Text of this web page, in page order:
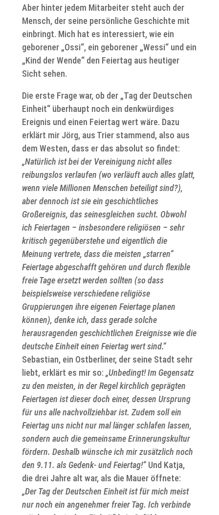
Aber hinter jedem Mitarbeiter steht auch der
Mensch, der seine persönliche Geschichte mit
einbringt. Mich hat es interessiert, wie ein
geborener „Ossi“, ein geborener „Wessi“ und ein
„Kind der Wende“ den Feiertag aus heutiger
Sicht sehen.
Die erste Frage war, ob der „Tag der Deutschen
Einheit“ überhaupt noch ein denkwürdiges
Ereignis und einen Feiertag wert wäre. Dazu
erklärt mir Jörg, aus Trier stammend, also aus
dem Westen, dass er das absolut so findet:
„Natürlich ist bei der Vereinigung nicht alles
reibungslos verlaufen (wo verläuft auch alles glatt,
wenn viele Millionen Menschen beteiligt sind?),
aber dennoch ist sie ein geschichtliches
Großereignis, das seinesgleichen sucht. Obwohl
ich Feiertagen – insbesondere religiösen – sehr
kritisch gegenüberstehe und eigentlich die
Meinung vertrete, dass die meisten „starren“
Feiertage abgeschafft gehören und durch flexible
freie Tage ersetzt werden sollten (so dass
beispielsweise verschiedene religiöse
Gruppierungen ihre eigenen Feiertage planen
können), denke ich, dass gerade solche
herausragenden geschichtlichen Ereignisse wie die
deutsche Einheit einen Feiertag wert sind.“
Sebastian, ein Ostberliner, der seine Stadt sehr
liebt, erklärt es mir so: „Unbedingt! Im Gegensatz
zu den meisten, in der Regel kirchlich geprägten
Feiertagen ist dieser doch einer, dessen Ursprung
für uns alle nachvollziehbar ist. Zudem soll ein
Feiertag uns nicht nur mal länger schlafen lassen,
sondern auch die gemeinsame Erinnerungskultur
fördern. Deshalb wünsche ich mir zusätzlich noch
den 9.11. als Gedenk- und Feiertag!“Und Katja,
die drei Jahre alt war, als die Mauer öffnete:
„Der Tag der Deutschen Einheit ist für mich meist
nur noch ein angenehmer freier Tag. Ich verbinde